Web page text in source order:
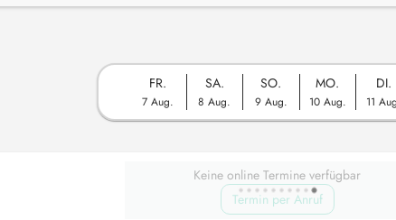
FR.
7 Aug.
SA.
8 Aug.
SO.
9 Aug.
MO.
10 Aug.
DI.
11
Keine online Termine verfügbar
Termin per Anruf